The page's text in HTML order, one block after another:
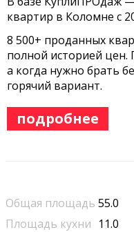
квартир в Коломне с
8 500+ проданных
полной историей
а когда нужно брать
горячий вариант.
подробнее
Общая площадь 55.0
Площадь кухни 11.0